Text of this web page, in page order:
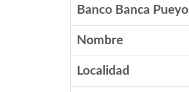
Banco Banca Pueyo
Nombre
Localidad